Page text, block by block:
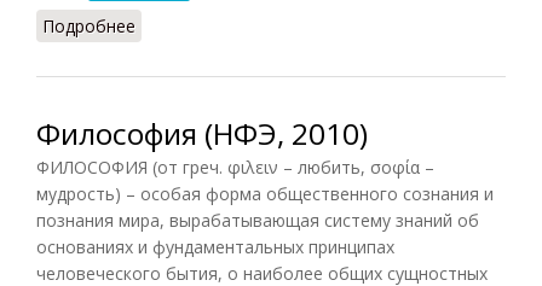
Подробнее
Философия (НФЭ, 2010)
ФИЛОСОФИЯ (от греч. φιλειν – любить, σοφία –
мудрость) – особая форма общественного сознания и
познания мира, вырабатывающая систему знаний об
основаниях и фундаментальных принципах
человеческого бытия, о наиболее общих сущностных